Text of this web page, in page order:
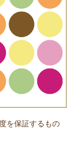
を保証するもの